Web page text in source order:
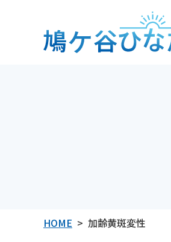
HOME 加齢黄斑変性